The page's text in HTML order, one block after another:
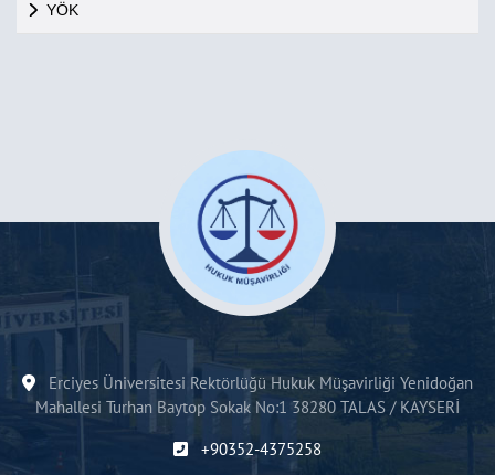
YÖK
Erciyes Üniversitesi Rektörlüğü Hukuk Müşavirliği Yenidoğan
Mahallesi Turhan Baytop Sokak No:1 38280 TALAS / KAYSERİ
+90352-4375258